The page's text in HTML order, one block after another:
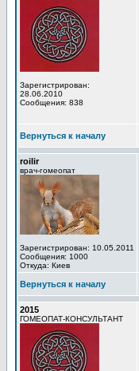
Зарегистрирован:
28.06.2010
Сообщения: 838
Вернуться к началу
roilir
врач-гомеопат
Зарегистрирован: 10.05.2011
Сообщения: 1000
Откуда: Киев
Вернуться к началу
2015
ГОМЕОПАТ-КОНСУЛЬТАНТ